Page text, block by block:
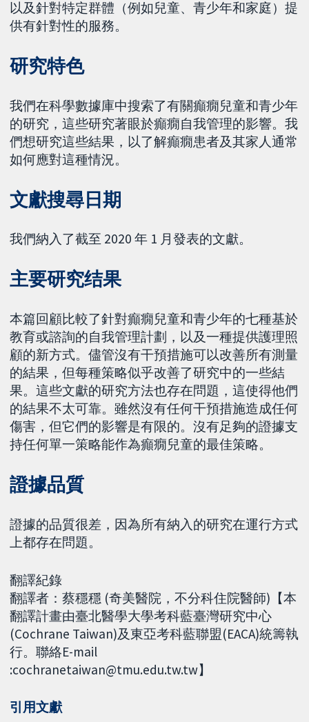
以及針對特定群體（例如兒童、青少年和家庭）提
供有針對性的服務。
研究特色
我們在科學數據庫中搜索了有關癲癇兒童和青少年
的研究，這些研究著眼於癲癇自我管理的影響。我
們想研究這些結果，以了解癲癇患者及其家人通常
如何應對這種情況。
文獻搜尋日期
我們納入了截至 2020 年 1 月發表的文獻。
主要研究结果
本篇回顧比較了針對癲癇兒童和青少年的七種基於
教育或諮詢的自我管理計劃，以及一種提供護理照
顧的新方式。儘管沒有干預措施可以改善所有測量
的結果，但每種策略似乎改善了研究中的一些結
果。這些文獻的研究方法也存在問題，這使得他們
的結果不太可靠。雖然沒有任何干預措施造成任何
傷害，但它們的影響是有限的。沒有足夠的證據支
持任何單一策略能作為癲癇兒童的最佳策略。
證據品質
證據的品質很差，因為所有納入的研究在運行方式
上都存在問題。
翻譯紀錄
翻譯者：蔡穩穩 (奇美醫院，不分科住院醫師)【本
翻譯計畫由臺北醫學大學考科藍臺灣研究中心
(Cochrane Taiwan)及東亞考科藍聯盟(EACA)統籌執
行。聯絡E-mail
:cochranetaiwan@tmu.edu.tw.tw】
引用文獻